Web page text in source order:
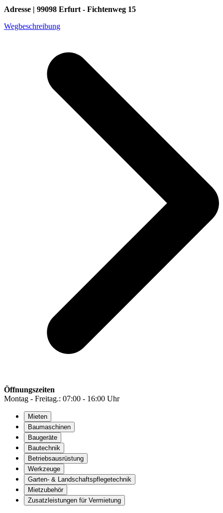
Adresse | 99098 Erfurt - Fichtenweg 15
Wegbeschreibung
Öffnungszeiten
Montag - Freitag.: 07:00 - 16:00 Uhr
Mieten
Baumaschinen
Baugeräte
Bautechnik
Betriebsausrüstung
Werkzeuge
Garten- & Landschaftspflegetechnik
Mietzubehör
Zusatzleistungen für Vermietung